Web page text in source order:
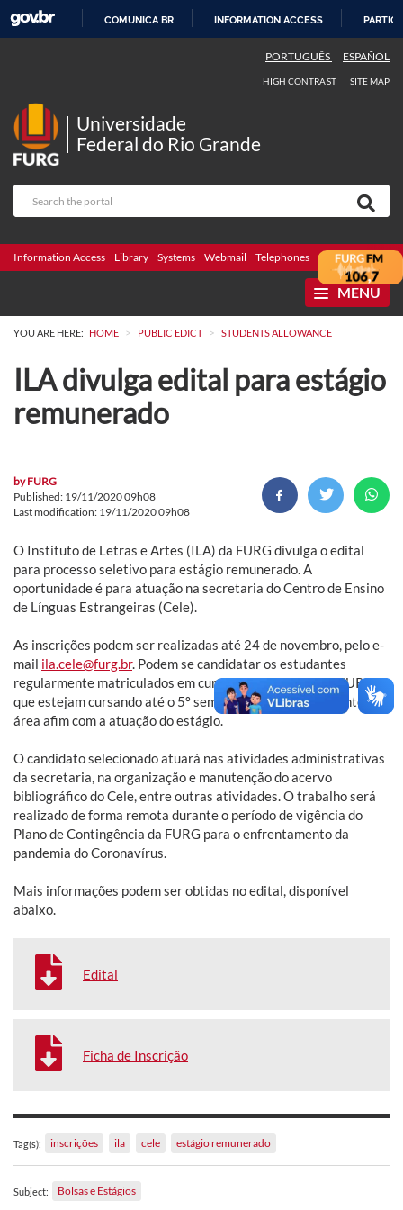
COMUNICA BR INFORMATION ACCESS
PORTUGUÊS ESPAÑOL
HIGH CONTRAST SITE MAP
Universidade
Federal do Rio Grande
Information Access Library Systems Webmail Telephones Bidding
MENU
YOU ARE HERE: HOME > PUBLIC EDICT > STUDENTS ALLOWANCE
ILA divulga edital para estágio
remunerado
byFURG
Published: 19/11/2020 09h08
Last modification: 19/11/2020 09h08
O Instituto de Letras e Artes (ILA) da FURG divulga o edital
para processo seletivo para estágio remunerado. A
oportunidade é para atuação na secretaria do Centro de Ensino
de Línguas Estrangeiras (Cele).
As inscrições podem ser realizadas até 24 de novembro, pelo e-
mail ila.cele@furg.br. Podem se candidatar os estudantes
regularmente matriculados em cursos de graduação da FURG
que estejam cursando até o 5º semestre, preferencialmente em
área afim com a atuação do estágio.
O candidato selecionado atuará nas atividades administrativas
da secretaria, na organização e manutenção do acervo
bibliográfico do Cele, entre outras atividades. O trabalho será
realizado de forma remota durante o período de vigência do
Plano de Contingência da FURG para o enfrentamento da
pandemia do Coronavírus.
Mais informações podem ser obtidas no edital, disponível
abaixo.
Edital
Ficha de Inscrição
Tag(s): inscrições ila cele estágio remunerado
Subject: Bolsas e Estágios